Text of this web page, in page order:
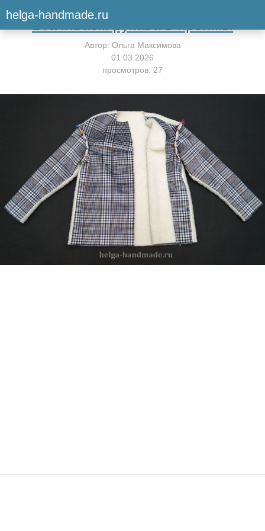
helga-handmade.ruВернуться к мастер-классу
Втачиваем рукава в проймы
Автор: Ольга Максимова
01.03.2026
просмотров: 27